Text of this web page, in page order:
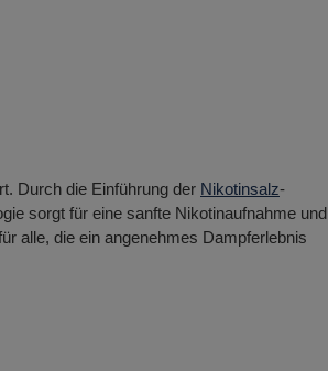
Durch die Einführung der Nikotinsalz-
sorgt für eine sanfte Nikotinaufnahme und
alle, die ein angenehmes Dampferlebnis